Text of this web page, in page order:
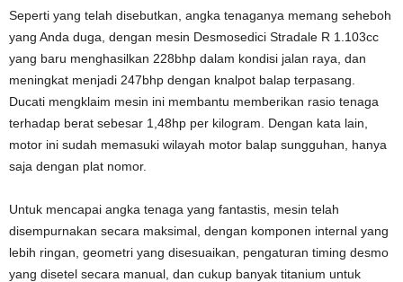
Seperti yang telah disebutkan, angka tenaganya memang seheboh
yang Anda duga, dengan mesin Desmosedici Stradale R 1.103cc
yang baru menghasilkan 228bhp dalam kondisi jalan raya, dan
meningkat menjadi 247bhp dengan knalpot balap terpasang.
Ducati mengklaim mesin ini membantu memberikan rasio tenaga
terhadap berat sebesar 1,48hp per kilogram. Dengan kata lain,
motor ini sudah memasuki wilayah motor balap sungguhan, hanya
saja dengan plat nomor.
Untuk mencapai angka tenaga yang fantastis, mesin telah
disempurnakan secara maksimal, dengan komponen internal yang
lebih ringan, geometri yang disesuaikan, pengaturan timing desmo
yang disetel secara manual, dan cukup banyak titanium untuk